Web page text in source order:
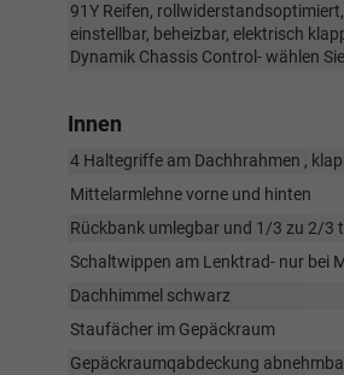
91Y Reifen,
einstellbar, beheizbar, elektrisch
Dynamik Chassis Control- wählen
Innen
4 Haltegriffe am Dachhrahmen ,
Mittelarmlehne vorne und hinten
Rückbank umlegbar und 1/3 zu 2/3
Schaltwippen am Lenktrad- nur bei
Dachhimmel schwarz
Staufächer im Gepäckraum
Gepäckraumqabdeckung